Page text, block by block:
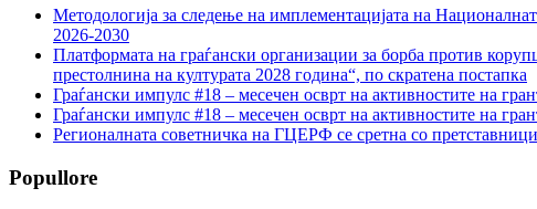
Методологија за следење на имплементацијата на
2026-2030
Платформата на граѓански организации за борба против
престолнина на културата 2028 година“, по скратена постапка
Граѓански импулс #18 – месечен осврт на активностите на
Граѓански импулс #18 – месечен осврт на активностите на
Регионалната советничка на ГЦЕРФ се сретна со
Popullore